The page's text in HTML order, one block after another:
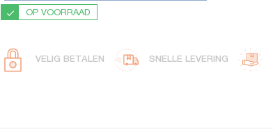
OP VOORRAAD
VELIG BETALEN SNELLE LEVERING